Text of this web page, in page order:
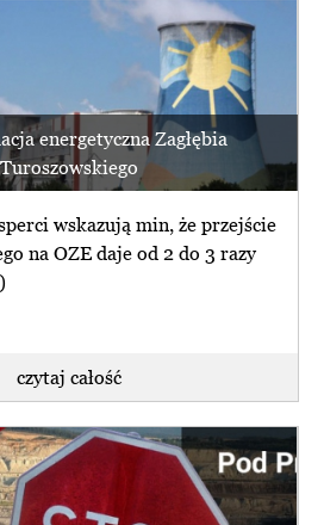
region potrzebuje (...)
Wojewódzki Sąd
w Warszawie
o zgodności z prawem
(...)
czytaj całość
NSA ws. Turowa
przesunięty
Administracyjny
archiwum
newsletter
z subskrybcji
archiwum
newsletter
subskrybcji
energetyczna Zagłębia
Turoszowskiego
wskazują min, że przejście
na OZE daje od 2 do 3 razy
czytaj całość